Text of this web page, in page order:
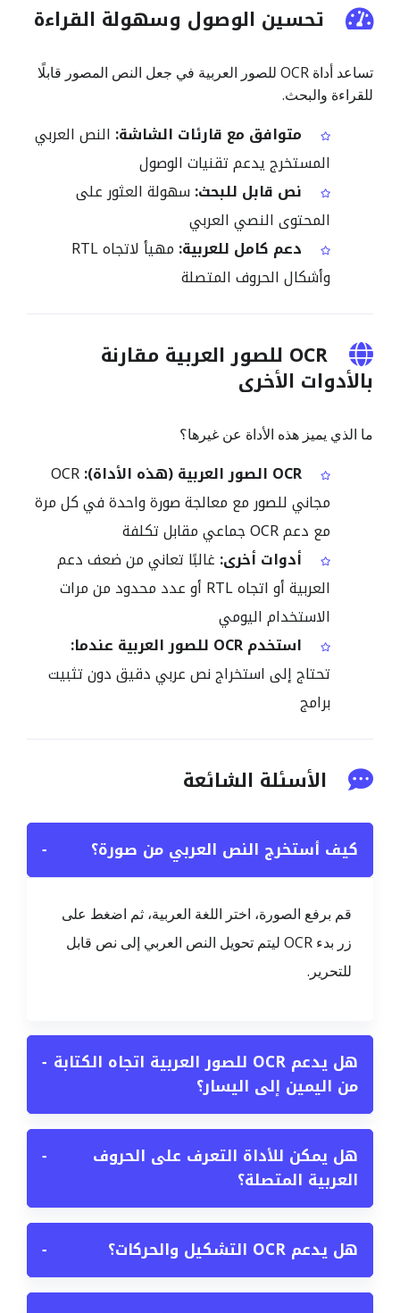
تحسين الوصول وسهولة القراءة
تساعد أداة OCR للصور العربية في جعل النص المصور قابلًا
للقراءة والبحث.
متوافق مع قارئات الشاشة: النص العربي
المستخرج يدعم تقنيات الوصول
نص قابل للبحث: سهولة العثور على
المحتوى النصي العربي
دعم كامل للعربية:
مهيأ لاتجاه RTL
وأشكال الحروف المتصلة
OCR للصور العربية مقارنة
بالأدوات الأخرى
ما الذي يميز هذه الأداة عن غيرها؟
OCR الصور العربية (هذه الأداة):
OCR
مجاني للصور مع معالجة صورة واحدة في كل مرة
مع دعم OCR جماعي مقابل تكلفة
أدوات أخرى: غالبًا تعاني من ضعف دعم
العربية أو اتجاه RTL أو عدد محدود من مرات
الاستخدام اليومي
استخدم OCR للصور العربية عندما:
تحتاج إلى استخراج نص عربي دقيق دون تثبيت
برامج
الأسئلة الشائعة
كيف أستخرج النص العربي من صورة؟ −
قم برفع الصورة، اختر اللغة العربية، ثم اضغط على
زر بدء OCR ليتم تحويل النص العربي إلى نص قابل
للتحرير.
هل يدعم OCR للصور العربية اتجاه الكتابة
من اليمين إلى اليسار؟
−
هل يمكن للأداة التعرف على الحروف
العربية المتصلة؟
−
هل يدعم OCR التشكيل والحركات؟ −